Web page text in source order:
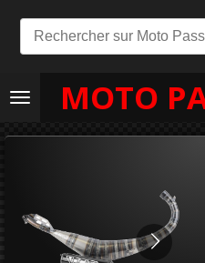
Passer
au
principal
MOTO